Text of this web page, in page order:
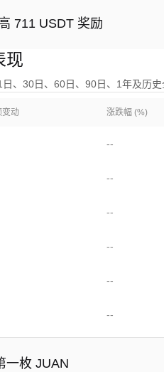
711 USDT 奖励
现
、30日、60日、90日、1年及历
变动 涨跌幅 (%)
--
--
--
--
--
--
一枚 JUAN